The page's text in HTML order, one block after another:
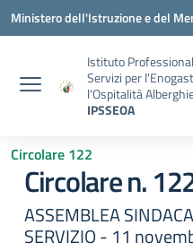
Vai ai contenuti
Vai al menu di navigazione
Vai al footer
Ministero dell'Istruzione e del
Istituto
Servizi per
l'Ospitalità
IPSSEOA
Circolare 122
Circolare n.
ASSEMBLEA
SERVIZIO - 11